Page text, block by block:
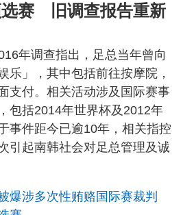
选赛 旧调查报告重新
年调查指出，足总当年曾向
乐」，其中包括前往按摩院，
支付。相关活动涉及国际赛事
包括2014年世界杯及2012年
事件距今已逾10年，相关指控
引起南韩社会对足总管理及诚
爆涉多次性贿赂国际赛裁判